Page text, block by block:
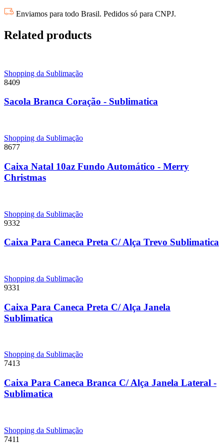
Enviamos para todo Brasil. Pedidos só para CNPJ.
Related products
Shopping da Sublimação
8409
Sacola Branca Coração - Sublimatica
Shopping da Sublimação
8677
Caixa Natal 10az Fundo Automático - Merry
Christmas
Shopping da Sublimação
9332
Caixa Para Caneca Preta C/ Alça Trevo Sublimatica
Shopping da Sublimação
9331
Caixa Para Caneca Preta C/ Alça Janela
Sublimatica
Shopping da Sublimação
7413
Caixa Para Caneca Branca C/ Alça Janela Lateral -
Sublimatica
Shopping da Sublimação
7411